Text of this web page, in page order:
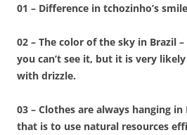
01 – Difference in tchozinho’s
02 – The color of the sky in Brazil
you can’t see it, but it is very
with drizzle.
03 – Clothes are always hanging in
that is to use natural resources